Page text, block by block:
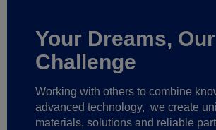
Your Dreams, Our
Challenge
Working with others to combine
advanced technology, we create
materials, solutions and reliable